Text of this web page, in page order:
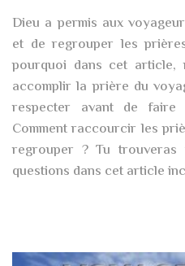
Dieu a permis aux
et de regrouper les
pourquoi dans cet article,
accomplir la prière du
respecter avant de
Comment raccourcir les
regrouper ? Tu
questions dans cet article